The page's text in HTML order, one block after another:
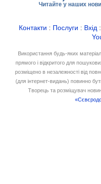
Читайте у наших
Контакти : Послуги : Вхід
Використання будь-яких
прямого і відкритого для
розміщено в незалежності від
(для інтернет-видань) повинно
Творець та розміщувач